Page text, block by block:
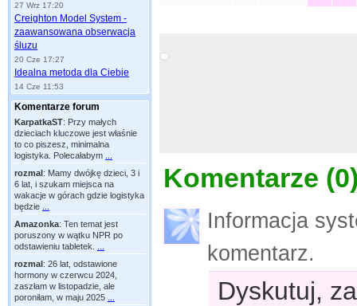
27 Wrz 17:20
Creighton Model System -
zaawansowana obserwacja
śluzu
20 Cze 17:27
Idealna metoda dla Ciebie
14 Cze 11:53
Komentarze forum
KarpatkaST: Przy małych
dzieciach kluczowe jest właśnie
to co piszesz, minimalna
logistyka. Polecałabym
rozmal: Mamy dwójkę dzieci, 3 i
6 lat, i szukam miejsca na
wakacje w górach gdzie logistyka
będzie
Amazonka: Ten temat jest
poruszony w wątku NPR po
odstawieniu tabletek.
rozmal: 26 lat, odstawione
hormony w czerwcu 2024,
zaszłam w listopadzie, ale
poroniłam, w maju 2025
Komentarze (0
Informacja
komentarz.
Dyskutuj,